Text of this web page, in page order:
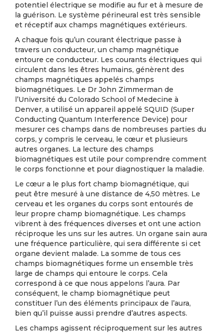
potentiel électrique se modifie au fur et à mesure de
la guérison. Le système périneural est très sensible
et réceptif aux champs magnétiques extérieurs.
A chaque fois qu’un courant électrique passe à
travers un conducteur, un champ magnétique
entoure ce conducteur. Les courants électriques qui
circulent dans les êtres humains, génèrent des
champs magnétiques appelés champs
biomagnétiques. Le Dr John Zimmerman de
l’Université du Colorado School of Medecine à
Denver, a utilisé un appareil appelé SQUID (Super
Conducting Quantum Interference Device) pour
mesurer ces champs dans de nombreuses parties du
corps, y compris le cerveau, le cœur et plusieurs
autres organes. La lecture des champs
biomagnétiques est utile pour comprendre comment
le corps fonctionne et pour diagnostiquer la maladie.
Le cœur a le plus fort champ biomagnétique, qui
peut être mesuré à une distance de 4,50 mètres. Le
cerveau et les organes du corps sont entourés de
leur propre champ biomagnétique. Les champs
vibrent à des fréquences diverses et ont une action
réciproque les uns sur les autres. Un organe sain aura
une fréquence particulière, qui sera différente si cet
organe devient malade. La somme de tous ces
champs biomagnétiques forme un ensemble très
large de champs qui entoure le corps. Cela
correspond à ce que nous appelons l’aura. Par
conséquent, le champ biomagnétique peut
constituer l’un des éléments principaux de l’aura,
bien qu’il puisse aussi prendre d’autres aspects.
Les champs agissent réciproquement sur les autres